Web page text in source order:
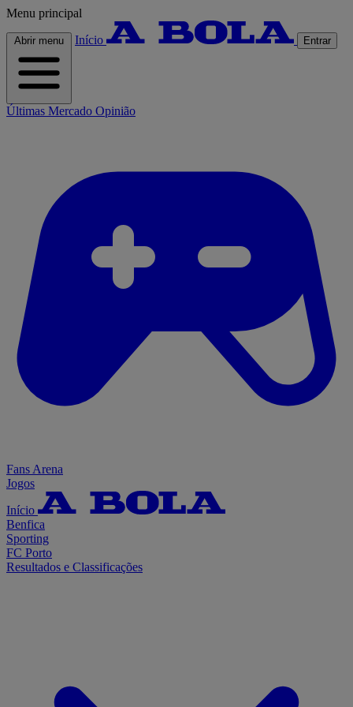
Menu principal
Abrir menu Início Entrar
Últimas Mercado Opinião
Fans Arena
Jogos
Início
Benfica
Sporting
FC Porto
Resultados e Classificações